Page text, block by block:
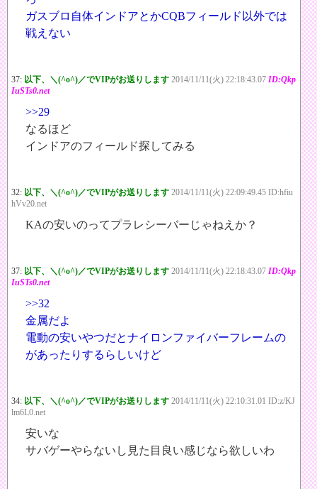
ガスブロ自体インドアとかCQBフィールド以外では
戦えない
37: 以下、＼(^o^)／でVIPがお送りします 2014/11/11(火) 22:18:43.07 ID:Qkp
IuSTs0.net
>>29
なるほど
インドアのフィールド探してみる
32: 以下、＼(^o^)／でVIPがお送りします 2014/11/11(火) 22:09:49.45 ID:hfiu
hVv20.net
KAの安いのってプラレシーバーじゃねえか？
37: 以下、＼(^o^)／でVIPがお送りします 2014/11/11(火) 22:18:43.07 ID:Qkp
IuSTs0.net
>>32
金属だよ
電動の安いやつだとナイロンファイバーフレームの
があったりするらしいけど
34: 以下、＼(^o^)／でVIPがお送りします 2014/11/11(火) 22:10:31.01 ID:z/KJ
lm6L0.net
安いな
サバゲーやらないし見た目良い感じなら欲しいわ